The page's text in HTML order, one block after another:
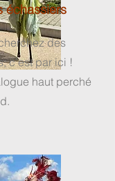
échassiers
des
c'est par ici !
haut perché